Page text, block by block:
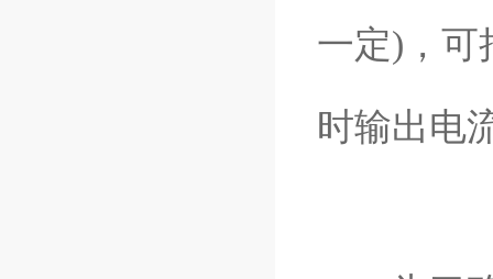
一定)，可
时输出电